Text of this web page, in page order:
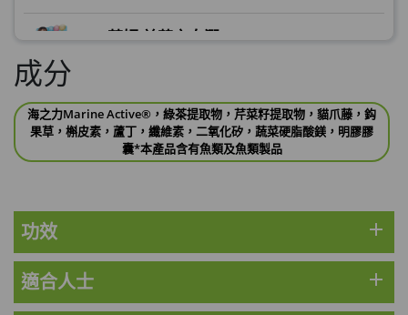
草姬 益菌之白潤
草姬 調經緊緻寶(27年2月到期)
此商品最多可加購1件
HKD$169
此商品最多可加購1件
成分
海之力Marine Active®，綠茶提取物，芹菜籽提取物，貓爪藤，鈎
果草，槲皮素，蘆丁，纖維素，二氧化矽，蔬菜硬脂酸鎂，明膠膠
囊*本產品含有魚類及魚類製品
功效 add
適合人士 add